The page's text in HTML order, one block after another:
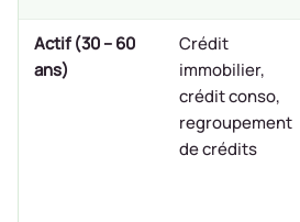
Actif (30 – 60
ans)
Crédit
immobilier,
crédit conso,
regroupement
de crédits